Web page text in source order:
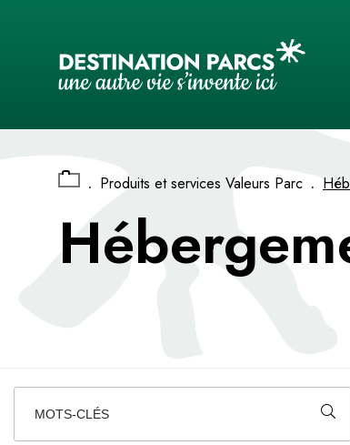
. Produits et services Valeurs Parc .
MOTS-CLÉS